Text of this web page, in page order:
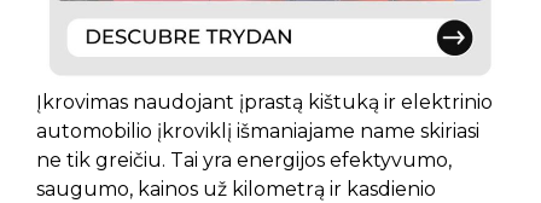
Įkrovimas naudojant įprastą kištuką ir elektrinio
automobilio įkroviklį išmaniajame name skiriasi
ne tik greičiu. Tai yra energijos efektyvumo,
saugumo, kainos už kilometrą ir kasdienio